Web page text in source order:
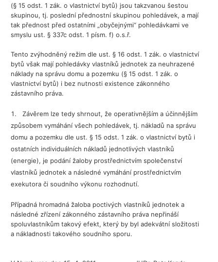
(§ 15 odst. 1 zák. o vlastnictví bytů) jsou takzvanou šestou
skupinou, tj. poslední přednostní skupinou pohledávek, a mají
tak přednost před ostatními „obyčejnými“ pohledávkami ve
smyslu ust. § 337c odst. 1 písm. f) o.s.ř.
Tento zvýhodněný režim dle ust. § 16 odst. 1 zák. o vlastnictví
bytů však mají pohledávky vlastníků jednotek za neuhrazené
náklady na správu domu a pozemku (§ 15 odst. 1 zák. o
vlastnictví bytů) i bez nutnosti existence zákonného
zástavního práva.
Závěrem lze tedy shrnout, že operativnějším a účinnějším
způsobem vymáhání všech pohledávek, tj. nákladů na správu
domu a pozemku dle ust. § 15 odst. 1 zák. o vlastnictví bytů i
ostatních individuálních nákladů jednotlivých vlastníků
(energie), je podání žaloby prostřednictvím společenství
vlastníků jednotek a následné vymáhání prostřednictvím
exekutora či soudního výkonu rozhodnutí.
Případná hromadná žaloba poctivých vlastníků jednotek a
následné zřízení zákonného zástavního práva nepřináší
spoluvlastníkům takový efekt, který by byl adekvátní složitosti
a nákladnosti takového soudního sporu.